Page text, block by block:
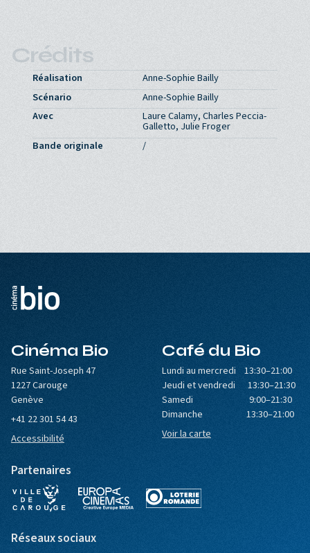
Crédits
Réalisation
Anne-Sophie Bailly
Scénario
Anne-Sophie Bailly
Avec
Laure Calamy, Charles Peccia-
Galletto, Julie Froger
Bande originale
/
Cinéma Bio
Rue Saint-Joseph 47
1227 Carouge
Genève
+41 22 301 54 43
Accessibilité
Café du Bio
Lundi au mercredi 13:30–21:00
Jeudi et vendredi 13:30–21:30
Samedi 9:00–21:30
Dimanche 13:30–21:00
Voir la carte
Partenaires
Réseaux sociaux